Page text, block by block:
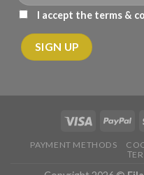
I accept the terms &
PAYMENT METHODS